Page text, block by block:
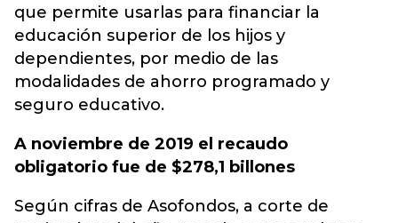
que permite usarlas para financiar la
educación superior de los hijos y
dependientes, por medio de las
modalidades de ahorro programado y
seguro educativo.
A noviembre de 2019 el recaudo
obligatorio fue de $278,1 billones
Según cifras de Asofondos, a corte de